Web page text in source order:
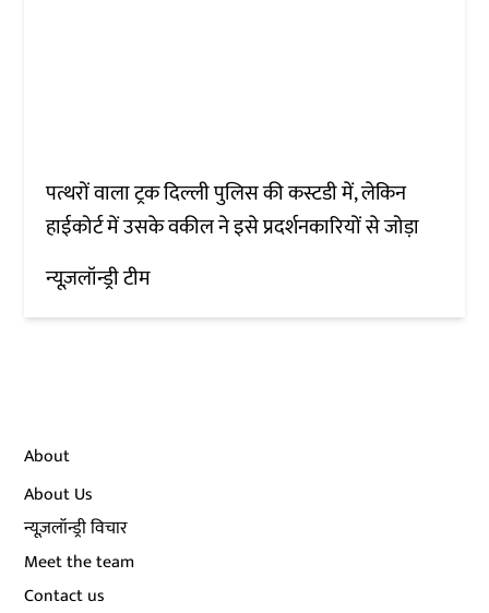
पत्थरों वाला ट्रक दिल्ली पुलिस की कस्टडी में, लेकिन
हाईकोर्ट में उसके वकील ने इसे प्रदर्शनकारियों से जोड़ा
न्यूज़लॉन्ड्री टीम
About
About Us
न्यूज़लॉन्ड्री विचार
Meet the team
Contact us